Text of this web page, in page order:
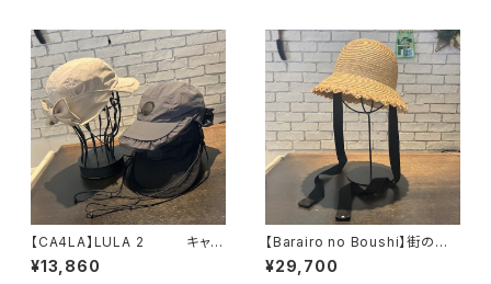
【CA4LA】LULA 2 キャッ
プ SHK01316
¥13,860
【Barairo no Boushi】街の麦
クロシェ ハット L00
8463
¥29,700